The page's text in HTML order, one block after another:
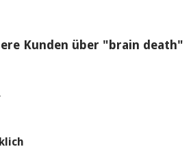
Kunden über "brain death"